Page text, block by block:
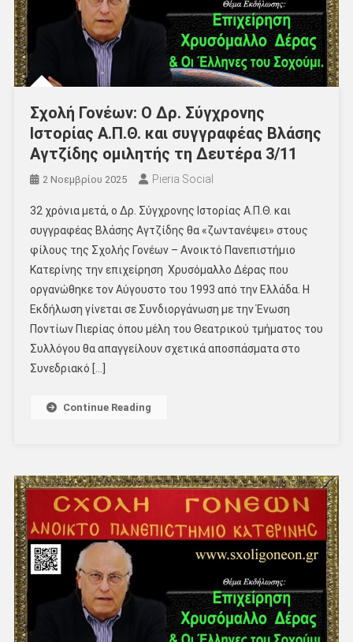
Σχολή Γονέων: Ο Δρ. Σύγχρονης
Ιστορίας Α.Π.Θ. και συγγραφέας Βλάσης
Αγτζίδης ομιλητής τη Δευτέρα 3/11
2 Νοεμβρίου 2025 Pieria Social
32 χρόνια μετά, ο Δρ. Σύγχρονης Ιστορίας Α.Π.Θ. και
συγγραφέας Βλάσης Αγτζίδης θα «ζωντανέψει» στους
φίλους της Σχολής Γονέων – Ανοικτό Πανεπιστήμιο
Κατερίνης την επιχείρηση Χρυσόμαλλο Δέρας που
οργανώθηκε τον Αύγουστο του 1993 από την Ελλάδα. Η
Εκδήλωση γίνεται σε Συνδιοργάνωση με την Ένωση
Ποντίων Πιερίας όπου μέλη του Θεατρικού τμήματος του
Συλλόγου θα απαγγείλουν σχετικά αποσπάσματα στο
Συνεδριακό […]
Continue Reading